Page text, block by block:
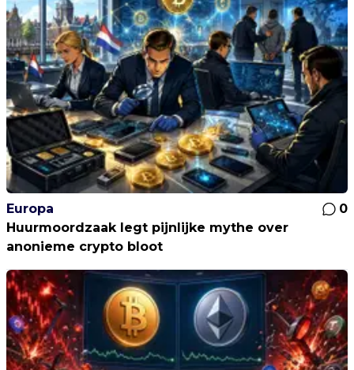
Europa
0
Huurmoordzaak legt pijnlijke mythe over
anonieme crypto bloot